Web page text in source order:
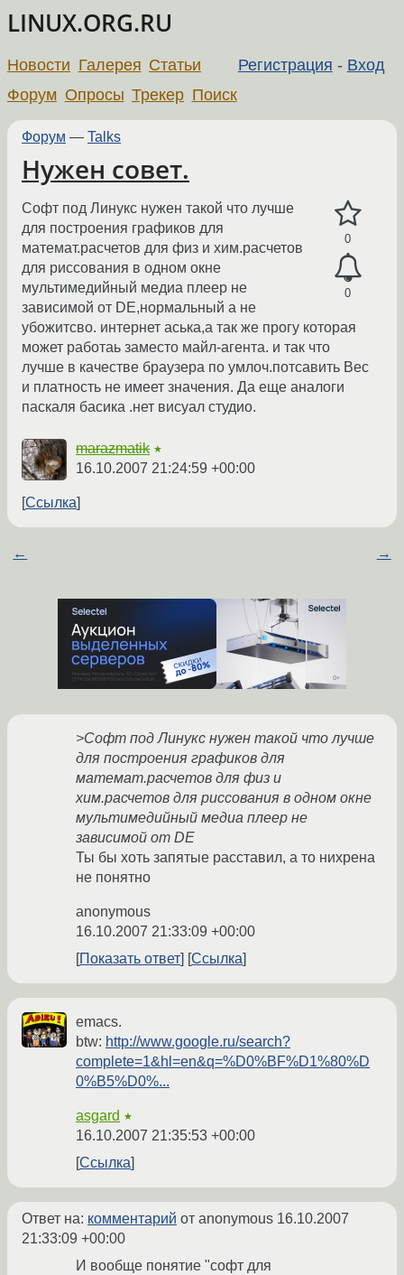
LINUX.ORG.RU
Регистрация - Вход
Новости Галерея Статьи
Форум Опросы Трекер Поиск
Форум — Talks
Нужен совет.
0
0
Софт под Линукс нужен такой что лучше
для построения графиков для
математ.расчетов для физ и хим.расчетов
для риссования в одном окне
мультимедийный медиа плеер не
зависимой от DE,нормальный а не
убожитсво. интернет аська,а так же прогу которая
может работаь заместо майл-агента. и так что
лучше в качестве браузера по умлоч.потсавить Вес
и платность не имеет значения. Да еще аналоги
паскаля басика .нет висуал студио.
marazmatik ★
16.10.2007 21:24:59 +00:00
Ссылка
← →
>Софт под Линукс нужен такой что лучше
для построения графиков для
математ.расчетов для физ и
хим.расчетов для риссования в одном окне
мультимедийный медиа плеер не
зависимой от DE
Ты бы хоть запятые расставил, а то нихрена
не понятно
anonymous
16.10.2007 21:33:09 +00:00
Показать ответ
Ссылка
emacs.
btw: http://www.google.ru/search?
complete=1&hl=en&q=%D0%BF%D1%80%D
0%B5%D0%...
asgard ★
16.10.2007 21:35:53 +00:00
Ссылка
Ответ на: комментарий от anonymous 16.10.2007
21:33:09 +00:00
И вообще понятие "софт для